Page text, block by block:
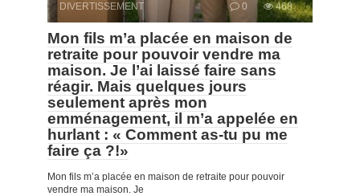
DIVERTISSEMENT 0 468
Mon fils m’a placée en maison de
retraite pour pouvoir vendre ma
maison. Je l’ai laissé faire sans
réagir. Mais quelques jours
seulement après mon
emménagement, il m’a appelée en
hurlant : « Comment as-tu pu me
faire ça ?!»
Mon fils m’a placée en maison de retraite pour pouvoir
vendre ma maison. Je